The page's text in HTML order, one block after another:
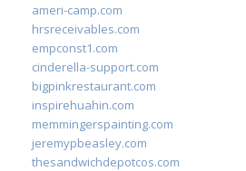
ameri-camp.com
hrsreceivables.com
empconst1.com
cinderella-support.com
bigpinkrestaurant.com
inspirehuahin.com
memmingerspainting.com
jeremypbeasley.com
thesandwichdepotcos.com